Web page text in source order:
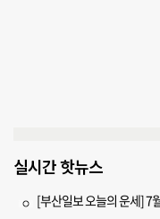
실시간 핫뉴스
[부산일보 오늘의 운세] 7